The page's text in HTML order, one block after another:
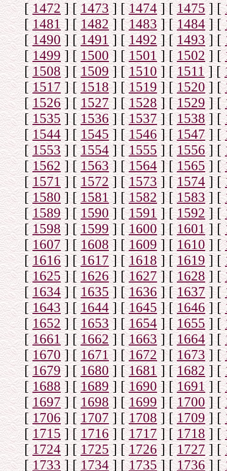
[1472] [1473] [1474] [1475] [
[1481] [1482] [1483] [1484] [
[1490] [1491] [1492] [1493] [
[1499] [1500] [1501 ] [1502] [
[1508] [1509] [1510] [1511] [
[1517] [1518] [1519] [1520] [
[1526] [1527] [1528] [1529] [
[1535] [1536] [1537] [1538] [
[1544] [1545] [1546 ] [1547] [
[1553] [1554] [1555] [1556] [
[1562] [1563] [1564] [1565] [
[1571] [1572] [1573] [1574] [
[1580] [1581] [1582] [1583] [
[1589] [1590] [1591] [1592] [
[1598] [1599] [1600] [1601] [
[1607] [1608] [1609] [1610] [
[1616] [1617] [1618] [1619] [
[1625] [1626] [1627] [1628] [
[ 1634] [1635] [1636] [1637] [
[1643] [1644] [1645] [1646] [
[1652] [1653] [1654] [1655] [
[1661] [1662] [1663] [1664] [
[1670] [1671] [1672] [1673] [
[1679] [1680] [1681] [1682] [
[1688] [1689] [1690] [1691] [
[1697] [1698] [1699 ] [1700] [
[1706] [1707] [1708] [1709] [
[1715] [1716] [1717] [1718] [
[1724] [1725] [1726] [1727] [
[1733] [1734] [1735] [1736] [